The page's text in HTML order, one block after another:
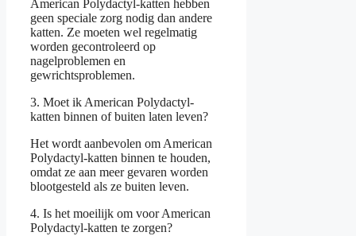
American Polydactyl-katten hebben
geen speciale zorg nodig dan andere
katten. Ze moeten wel regelmatig
worden gecontroleerd op
nagelproblemen en
gewrichtsproblemen.
3. Moet ik American Polydactyl-
katten binnen of buiten laten leven?
Het wordt aanbevolen om American
Polydactyl-katten binnen te houden,
omdat ze aan meer gevaren worden
blootgesteld als ze buiten leven.
4. Is het moeilijk om voor American
Polydactyl-katten te zorgen?